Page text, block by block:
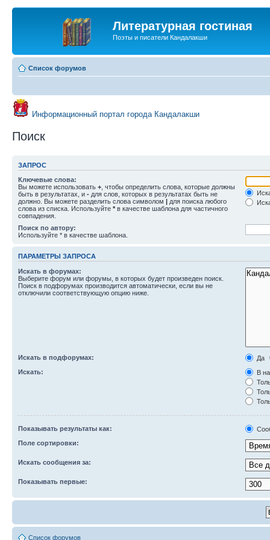
Литературная гостиная
Поэты и писатели Кандалакши
Список форумов
Информационный портал города Кандалакши
Поиск
ЗАПРОС
Ключевые слова:
Вы можете использовать + , чтобы определить слова, которые должны
быть в результатах, и - для слов, которых в результатах быть не
должно. Вы можете разделить слова символом | для поиска любого
слова из списка. Используйте * в качестве шаблона для частичного
совпадения.
Поиск по автору:
Используйте * в качестве шаблона.
ПАРАМЕТРЫ ЗАПРОСА
Искать в форумах:
Выберите форум или форумы, в которых будет произведен поиск.
Поиск в подфорумах производится автоматически, если вы не
отключили соответствующую опцию ниже.
Искать в подфорумах:
Да
Искать:
В
Показывать результаты как:
Поле сортировки:
Искать сообщения за:
Показывать первые:
Список форумов